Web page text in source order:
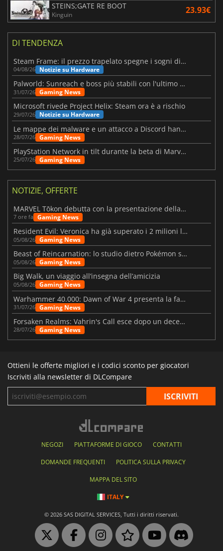
STEINS;GATE RE BOOT
Kinguin 23.93€
DI TENDENZA
Steam Frame: il prezzo trapelato spegne i sogni di un VR economico
04/08/26 Notizie su Hardware
Palworld: Sunreach e boss più stabili con l'ultimo update
31/07/26 Gaming News
Microsoft rivede Project Helix: Steam ora è a rischio
29/07/26 Notizie su Hardware
Le mappe dei malware e un attacco a Discord hanno colpito Meccha Chameleon
28/07/26 Gaming News
PlayStation Network in tilt durante la beta di Marvel Tōkon
25/07/26 Gaming News
NOTIZIE, OFFERTE
MARVEL Tōkon debutta con la presentazione della roadmap per il primo anno
7 ore fa Gaming News
Resident Evil: Veronica ha già superato i 2 milioni liste dei desideri
05/08/26 Gaming News
Beast of Reincarnation: lo studio dietro Pokémon su una nuova strada
05/08/26 Gaming News
Big Walk, un viaggio all’insegna dell’amicizia
05/08/26 Gaming News
Warhammer 40.000: Dawn of War 4 presenta la fazione dei Necron
31/07/26 Gaming News
Forsaken Realms: Vahrin's Call esce dopo un decennio di sviluppo
28/07/26 Gaming News
Ottieni le offerte migliori e i codici sconto per giocatori
Iscriviti alla newsletter di DLCompare
NEGOZI PIATTAFORME DI GIOCO CONTATTI
DOMANDE FREQUENTI POLITICA SULLA PRIVACY
MAPPA DEL SITO
ITALY
© 2026 SAS DIGITAL SERVICES, Tutti i diritti riservati.